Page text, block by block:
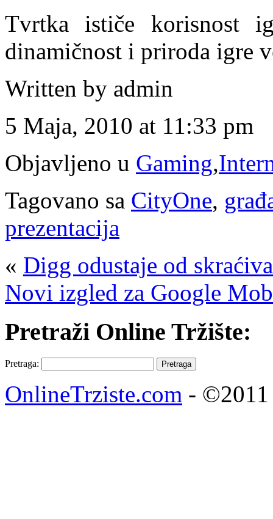
Tvrtka ističe korisnost
dinamičnost i priroda igre
Written by admin
5 Maja, 2010 at 11:33 pm
Objavljeno u Gaming,
Tagovano sa CityOne,
prezentacija
« Digg odustaje od
Novi izgled za Google
Pretraži Online Tržište:
Pretraga:
OnlineTrziste.com - ©2011